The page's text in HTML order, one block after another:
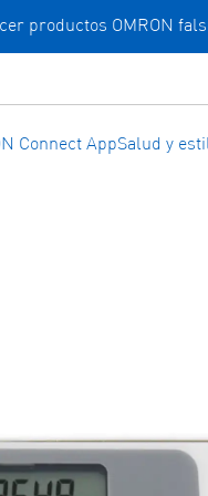
productos OMRON
Connect AppSalud y